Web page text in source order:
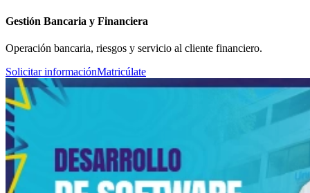
Gestión Bancaria y Financiera
Operación bancaria, riesgos y servicio al cliente financiero.
Solicitar informaciónMatricúlate